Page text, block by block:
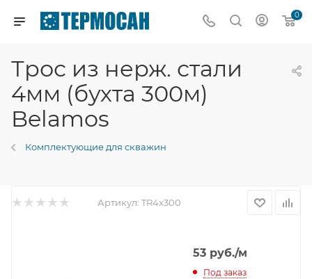
0
Трос из нерж. стали
4мм (бухта 300м)
Belamos
Комплектующие для скважин
Артикул: TR4x300
53 руб./м
Под заказ